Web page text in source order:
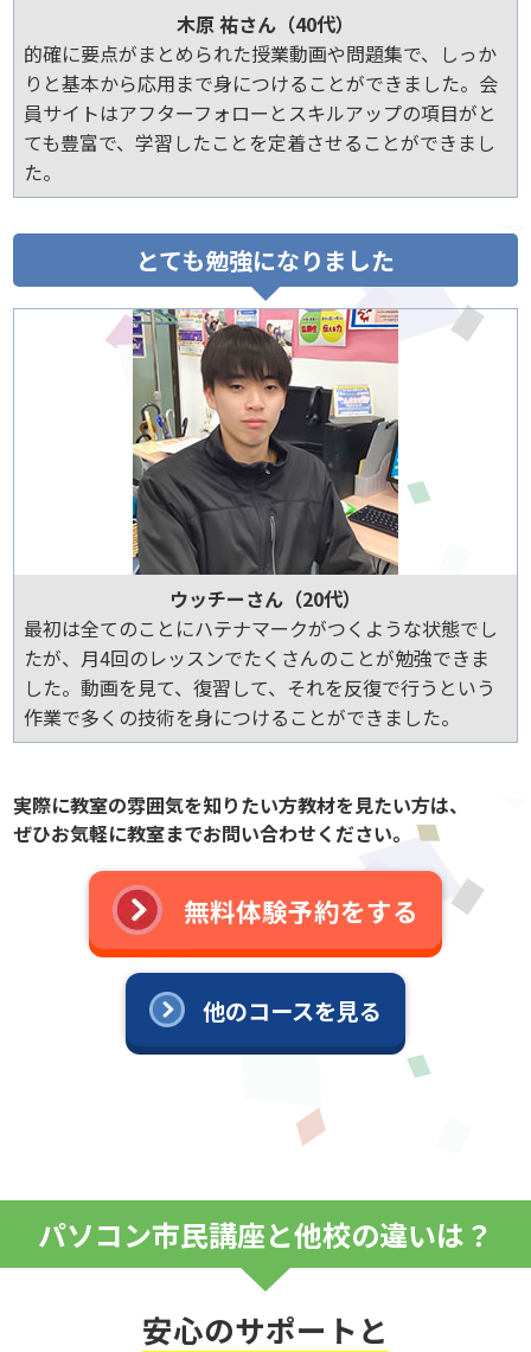
木原 祐さん（40代）
的確に要点がまとめられた授業動画や問題集で、しっか
りと基本から応用まで身につけることができました。会
員サイトはアフターフォローとスキルアップの項目がと
ても豊富で、学習したことを定着させることができまし
た。
とても勉強になりました
ウッチーさん（20代）
最初は全てのことにハテナマークがつくような状態でし
たが、月4回のレッスンでたくさんのことが勉強できま
した。動画を見て、復習して、それを反復で行うという
作業で多くの技術を身につけることができました。
実際に教室の雰囲気を知りたい方教材を見たい方は、
ぜひお気軽に教室までお問い合わせください。
無料体験予約をする
他のコースを見る
パソコン市民講座と他校の違いは？
安心のサポートと